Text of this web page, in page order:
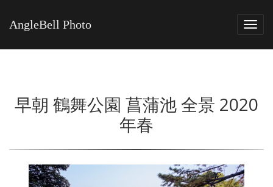
AngleBell Photo
早朝 鶴舞公園 菖蒲池 全景 2020
年春